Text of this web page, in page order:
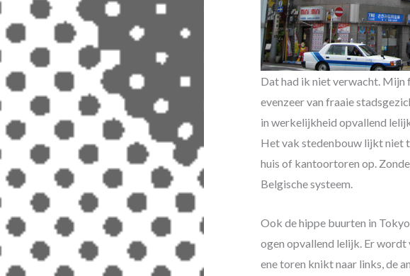
Dat had ik niet verwacht. Mijn
evenzeer van fraaie
in werkelijkheid opvallend
Het vak stedenbouw lijkt niet
huis of kantoortoren op.
Belgische systeem.
Ook de hippe buurten in
ogen opvallend lelijk. Er
ene toren knikt naar links, de